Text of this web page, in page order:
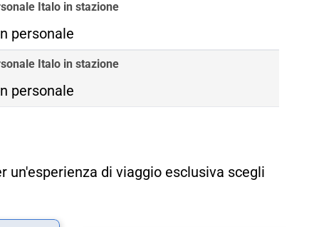
Italo in stazione
personale
Italo in stazione
personale
di viaggio esclusiva scegli